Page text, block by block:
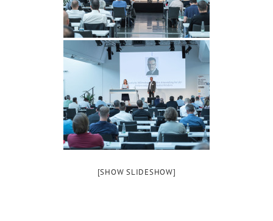
[SHOW SLIDESHOW]